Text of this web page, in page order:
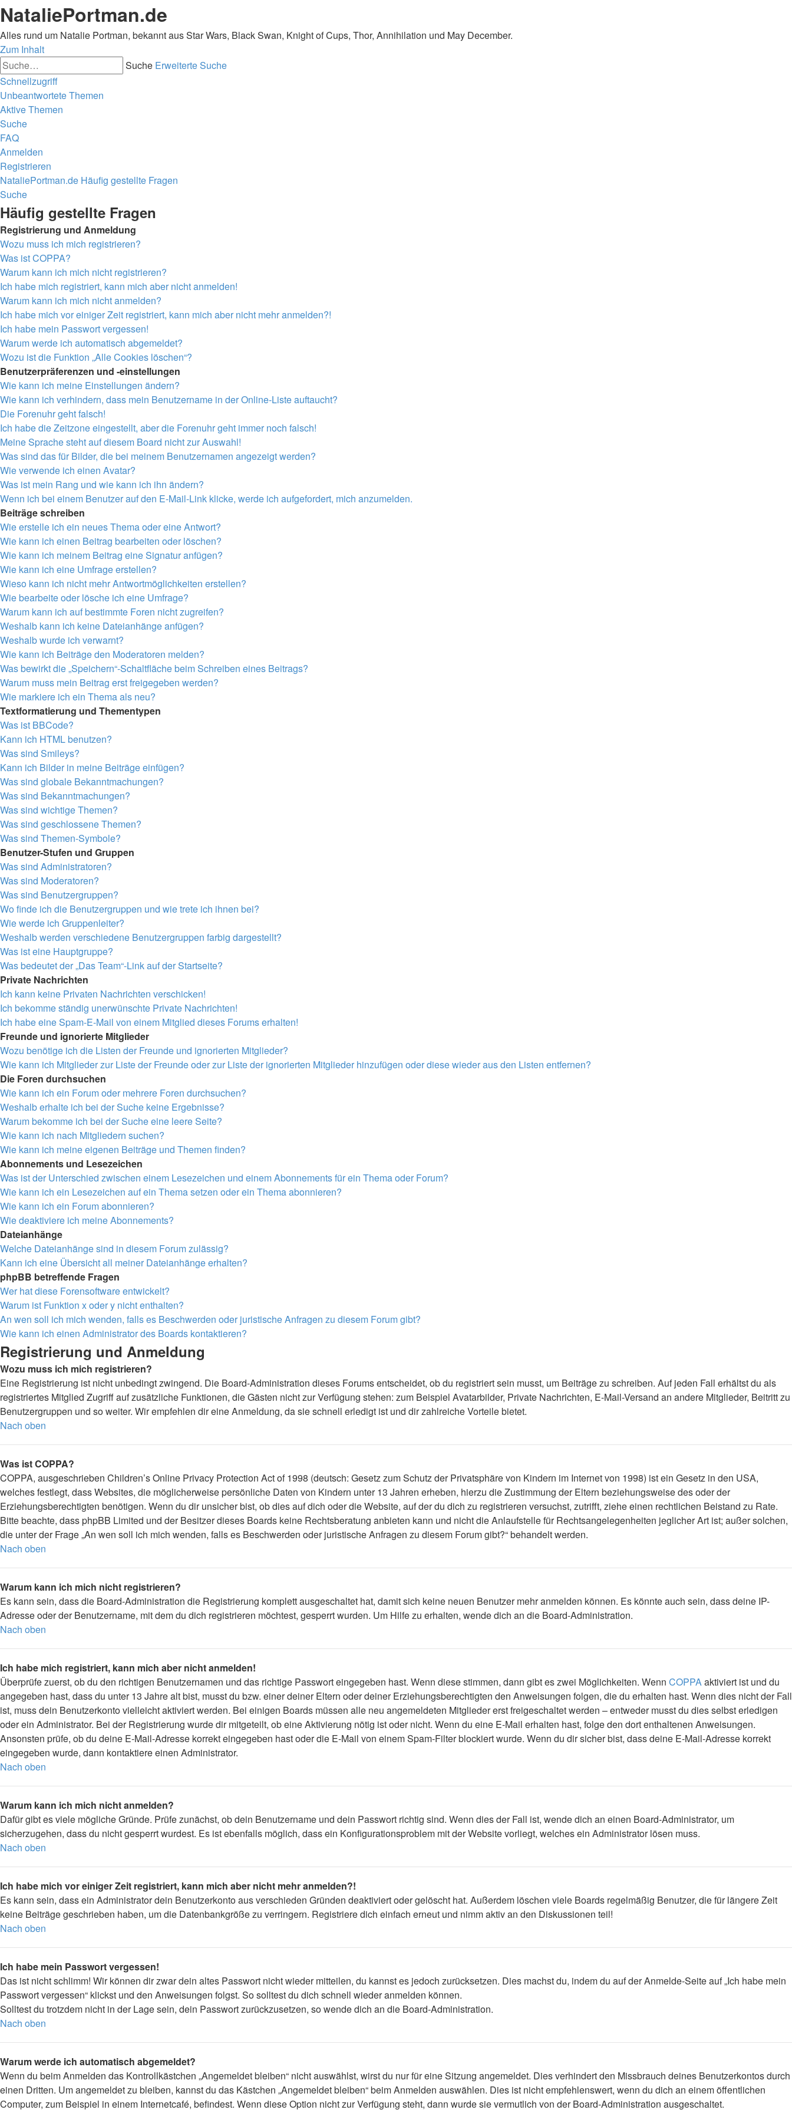
NataliePortman.de
Alles rund um Natalie Portman, bekannt aus Star Wars, Black Swan, Knight of Cups, Thor, Annihilation und May December.
Zum Inhalt
Suche Erweiterte Suche
Schnellzugriff
Unbeantwortete Themen
Aktive Themen
Suche
FAQ
Anmelden
Registrieren
NataliePortman.de Häufig gestellte Fragen
Suche
Häufig gestellte Fragen
Registrierung und Anmeldung
Wozu muss ich mich registrieren?
Was ist COPPA?
Warum kann ich mich nicht registrieren?
Ich habe mich registriert, kann mich aber nicht anmelden!
Warum kann ich mich nicht anmelden?
Ich habe mich vor einiger Zeit registriert, kann mich aber nicht mehr anmelden?!
Ich habe mein Passwort vergessen!
Warum werde ich automatisch abgemeldet?
Wozu ist die Funktion „Alle Cookies löschen“?
Benutzerpräferenzen und -einstellungen
Wie kann ich meine Einstellungen ändern?
Wie kann ich verhindern, dass mein Benutzername in der Online-Liste auftaucht?
Die Forenuhr geht falsch!
Ich habe die Zeitzone eingestellt, aber die Forenuhr geht immer noch falsch!
Meine Sprache steht auf diesem Board nicht zur Auswahl!
Was sind das für Bilder, die bei meinem Benutzernamen angezeigt werden?
Wie verwende ich einen Avatar?
Was ist mein Rang und wie kann ich ihn ändern?
Wenn ich bei einem Benutzer auf den E-Mail-Link klicke, werde ich aufgefordert, mich anzumelden.
Beiträge schreiben
Wie erstelle ich ein neues Thema oder eine Antwort?
Wie kann ich einen Beitrag bearbeiten oder löschen?
Wie kann ich meinem Beitrag eine Signatur anfügen?
Wie kann ich eine Umfrage erstellen?
Wieso kann ich nicht mehr Antwortmöglichkeiten erstellen?
Wie bearbeite oder lösche ich eine Umfrage?
Warum kann ich auf bestimmte Foren nicht zugreifen?
Weshalb kann ich keine Dateianhänge anfügen?
Weshalb wurde ich verwarnt?
Wie kann ich Beiträge den Moderatoren melden?
Was bewirkt die „Speichern“-Schaltfläche beim Schreiben eines Beitrags?
Warum muss mein Beitrag erst freigegeben werden?
Wie markiere ich ein Thema als neu?
Textformatierung und Thementypen
Was ist BBCode?
Kann ich HTML benutzen?
Was sind Smileys?
Kann ich Bilder in meine Beiträge einfügen?
Was sind globale Bekanntmachungen?
Was sind Bekanntmachungen?
Was sind wichtige Themen?
Was sind geschlossene Themen?
Was sind Themen-Symbole?
Benutzer-Stufen und Gruppen
Was sind Administratoren?
Was sind Moderatoren?
Was sind Benutzergruppen?
Wo finde ich die Benutzergruppen und wie trete ich ihnen bei?
Wie werde ich Gruppenleiter?
Weshalb werden verschiedene Benutzergruppen farbig dargestellt?
Was ist eine Hauptgruppe?
Was bedeutet der „Das Team“-Link auf der Startseite?
Private Nachrichten
Ich kann keine Privaten Nachrichten verschicken!
Ich bekomme ständig unerwünschte Private Nachrichten!
Ich habe eine Spam-E-Mail von einem Mitglied dieses Forums erhalten!
Freunde und ignorierte Mitglieder
Wozu benötige ich die Listen der Freunde und ignorierten Mitglieder?
Wie kann ich Mitglieder zur Liste der Freunde oder zur Liste der ignorierten Mitglieder hinzufügen oder diese wieder aus den Listen entfernen?
Die Foren durchsuchen
Wie kann ich ein Forum oder mehrere Foren durchsuchen?
Weshalb erhalte ich bei der Suche keine Ergebnisse?
Warum bekomme ich bei der Suche eine leere Seite?
Wie kann ich nach Mitgliedern suchen?
Wie kann ich meine eigenen Beiträge und Themen finden?
Abonnements und Lesezeichen
Was ist der Unterschied zwischen einem Lesezeichen und einem Abonnements für ein Thema oder Forum?
Wie kann ich ein Lesezeichen auf ein Thema setzen oder ein Thema abonnieren?
Wie kann ich ein Forum abonnieren?
Wie deaktiviere ich meine Abonnements?
Dateianhänge
Welche Dateianhänge sind in diesem Forum zulässig?
Kann ich eine Übersicht all meiner Dateianhänge erhalten?
phpBB betreffende Fragen
Wer hat diese Forensoftware entwickelt?
Warum ist Funktion x oder y nicht enthalten?
An wen soll ich mich wenden, falls es Beschwerden oder juristische Anfragen zu diesem Forum gibt?
Wie kann ich einen Administrator des Boards kontaktieren?
Registrierung und Anmeldung
Wozu muss ich mich registrieren?
Eine Registrierung ist nicht unbedingt zwingend. Die Board-Administration dieses Forums entscheidet, ob du registriert sein musst, um Beiträge zu schreiben. Auf jeden Fall erhältst du als
registriertes Mitglied Zugriff auf zusätzliche Funktionen, die Gästen nicht zur Verfügung stehen: zum Beispiel Avatarbilder, Private Nachrichten, E-Mail-Versand an andere Mitglieder, Beitritt zu
Benutzergruppen und so weiter. Wir empfehlen dir eine Anmeldung, da sie schnell erledigt ist und dir zahlreiche Vorteile bietet.
Nach oben
Was ist COPPA?
COPPA, ausgeschrieben Children’s Online Privacy Protection Act of 1998 (deutsch: Gesetz zum Schutz der Privatsphäre von Kindern im Internet von 1998) ist ein Gesetz in den USA,
welches festlegt, dass Websites, die möglicherweise persönliche Daten von Kindern unter 13 Jahren erheben, hierzu die Zustimmung der Eltern beziehungsweise des oder der
Erziehungsberechtigten benötigen. Wenn du dir unsicher bist, ob dies auf dich oder die Website, auf der du dich zu registrieren versuchst, zutrifft, ziehe einen rechtlichen Beistand zu Rate.
Bitte beachte, dass phpBB Limited und der Besitzer dieses Boards keine Rechtsberatung anbieten kann und nicht die Anlaufstelle für Rechtsangelegenheiten jeglicher Art ist; außer solchen,
die unter der Frage „An wen soll ich mich wenden, falls es Beschwerden oder juristische Anfragen zu diesem Forum gibt?“ behandelt werden.
Nach oben
Warum kann ich mich nicht registrieren?
Es kann sein, dass die Board-Administration die Registrierung komplett ausgeschaltet hat, damit sich keine neuen Benutzer mehr anmelden können. Es könnte auch sein, dass deine IP-
Adresse oder der Benutzername, mit dem du dich registrieren möchtest, gesperrt wurden. Um Hilfe zu erhalten, wende dich an die Board-Administration.
Nach oben
Ich habe mich registriert, kann mich aber nicht anmelden!
Überprüfe zuerst, ob du den richtigen Benutzernamen und das richtige Passwort eingegeben hast. Wenn diese stimmen, dann gibt es zwei Möglichkeiten. Wenn COPPAaktiviert ist und du
angegeben hast, dass du unter 13 Jahre alt bist, musst du bzw. einer deiner Eltern oder deiner Erziehungsberechtigten den Anweisungen folgen, die du erhalten hast. Wenn dies nicht der Fall
ist, muss dein Benutzerkonto vielleicht aktiviert werden. Bei einigen Boards müssen alle neu angemeldeten Mitglieder erst freigeschaltet werden – entweder musst du dies selbst erledigen
oder ein Administrator. Bei der Registrierung wurde dir mitgeteilt, ob eine Aktivierung nötig ist oder nicht. Wenn du eine E-Mail erhalten hast, folge den dort enthaltenen Anweisungen.
Ansonsten prüfe, ob du deine E-Mail-Adresse korrekt eingegeben hast oder die E-Mail von einem Spam-Filter blockiert wurde. Wenn du dir sicher bist, dass deine E-Mail-Adresse korrekt
eingegeben wurde, dann kontaktiere einen Administrator.
Nach oben
Warum kann ich mich nicht anmelden?
Dafür gibt es viele mögliche Gründe. Prüfe zunächst, ob dein Benutzername und dein Passwort richtig sind. Wenn dies der Fall ist, wende dich an einen Board-Administrator, um
sicherzugehen, dass du nicht gesperrt wurdest. Es ist ebenfalls möglich, dass ein Konfigurationsproblem mit der Website vorliegt, welches ein Administrator lösen muss.
Nach oben
Ich habe mich vor einiger Zeit registriert, kann mich aber nicht mehr anmelden?!
Es kann sein, dass ein Administrator dein Benutzerkonto aus verschieden Gründen deaktiviert oder gelöscht hat. Außerdem löschen viele Boards regelmäßig Benutzer, die für längere Zeit
keine Beiträge geschrieben haben, um die Datenbankgröße zu verringern. Registriere dich einfach erneut und nimm aktiv an den Diskussionen teil!
Nach oben
Ich habe mein Passwort vergessen!
Das ist nicht schlimm! Wir können dir zwar dein altes Passwort nicht wieder mitteilen, du kannst es jedoch zurücksetzen. Dies machst du, indem du auf der Anmelde-Seite auf „Ich habe mein
Passwort vergessen“ klickst und den Anweisungen folgst. So solltest du dich schnell wieder anmelden können.
Solltest du trotzdem nicht in der Lage sein, dein Passwort zurückzusetzen, so wende dich an die Board-Administration.
Nach oben
Warum werde ich automatisch abgemeldet?
Wenn du beim Anmelden das Kontrollkästchen „Angemeldet bleiben“ nicht auswählst, wirst du nur für eine Sitzung angemeldet. Dies verhindert den Missbrauch deines Benutzerkontos durch
einen Dritten. Um angemeldet zu bleiben, kannst du das Kästchen „Angemeldet bleiben“ beim Anmelden auswählen. Dies ist nicht empfehlenswert, wenn du dich an einem öffentlichen
Computer, zum Beispiel in einem Internetcafé, befindest. Wenn diese Option nicht zur Verfügung steht, dann wurde sie vermutlich von der Board-Administration ausgeschaltet.